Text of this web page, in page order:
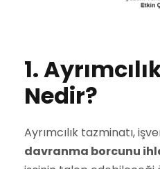
1.
Nedir?
Ayrımcılık tazminatı,
davranma borcunu